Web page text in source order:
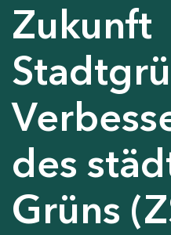
Zukunft
des
Grüns